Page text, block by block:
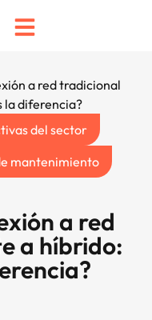
a red tradicional
la diferencia?
del sector
mantenimiento
a red
a híbrido: